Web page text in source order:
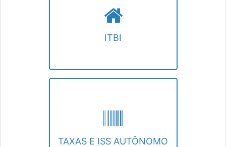
ITBI
Acompanhar processo, emitir guia, certidão,
credenciados, dúvidas.
TAXAS E ISS AUTÔNOMO
Emissão de guia e consulta da situação